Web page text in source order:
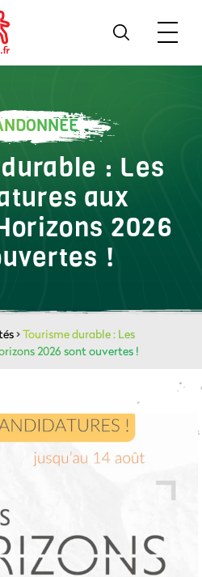
: Les
aux
2026
!
>Tourisme durable : Les
2026 sont ouvertes !